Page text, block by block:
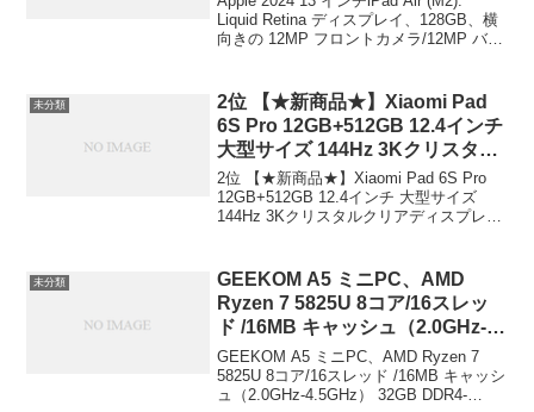
ラ、Wi-Fi 6E、Touch ID、一日中
使えるバッテリー – パープル
エントリーコード ￥129,150
Liquid Retina ディスプレイ、128GB、横
向きの 12MP フロントカメラ/12MP バッ
未分類
2位 【★新商品★】Xiaomi Pad
6S Pro 12GB+512GB 12.4インチ
大型サイズ 144Hz 3Kクリスタル
クリアディスプレイ 3200万画素
6つのスピーカー 120Wハイパー
チャージに対応 Xiaomi HyperOS
視覚化 10000mAh超大容量バッ
テリー【★新商品★】Xiaomi
Pad 6S Pro 12GB+512GB 12.4イ
ンチ 大型サイズ 144Hz 3Kクリス
タルクリアディスプレイ 3200万
画素 6つのスピーカー 120Wハイ
2位 【★新商品★】Xiaomi Pad 6S Pro
12GB+512GB 12.4インチ 大型サイズ
144Hz 3Kクリスタルクリアディスプレイ
未分類
GEEKOM A5 ミニPC、AMD
Ryzen 7 5825U 8コア/16スレッ
ド /16MB キャッシュ（2.0GHz-
4.5GHz） 32GB DDR4-
3200+512GB M.2 PCLe 3.0 SSD
AMD Radeon™ Graphics
GEEKOM A5 ミニPC、AMD Ryzen 7
5825U 8コア/16スレッド /16MB キャッシ
ュ（2.0GHz-4.5GHz） 32GB DDR4-